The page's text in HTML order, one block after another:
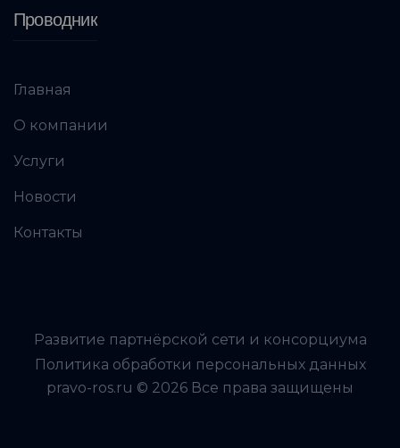
Проводник
Главная
О компании
Услуги
Новости
Контакты
Развитие партнёрской сети и консорциума
Политика обработки персональных данных
pravo-ros.ru © 2026 Все права защищены